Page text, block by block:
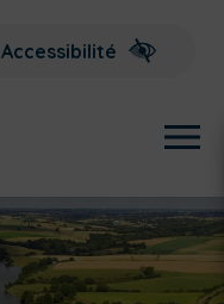
Accessibilité